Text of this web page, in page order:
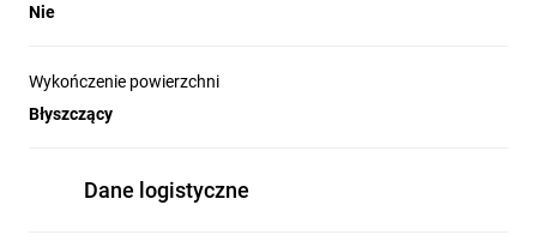
Nie
Wykończenie powierzchni
Błyszczący
Dane logistyczne